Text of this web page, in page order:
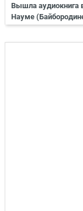
Вышла аудиокнига
Науме